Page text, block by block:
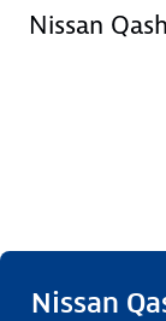
Nissan
Nissan